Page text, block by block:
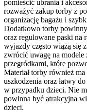
pomieścić ubrania i
rozważyć zakup torby z
organizację bagażu i
Dodatkowo torby
oraz regulowane paski na
wyjazdy często wiążą się
zwrócić uwagę na
przegródkami, które
Materiał torby również
uszkodzenia oraz łatwy
w przypadku dzieci. Nie
powinna być atrakcyjna
dzieci.